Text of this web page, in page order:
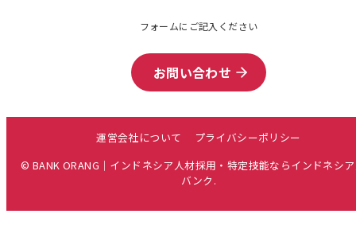
フォームにご記入ください
お問い合わせ
運営会社について
プライバシーポリシー
© BANK ORANG｜インドネシア人材採用・特定技能ならインドネシ
バンク.